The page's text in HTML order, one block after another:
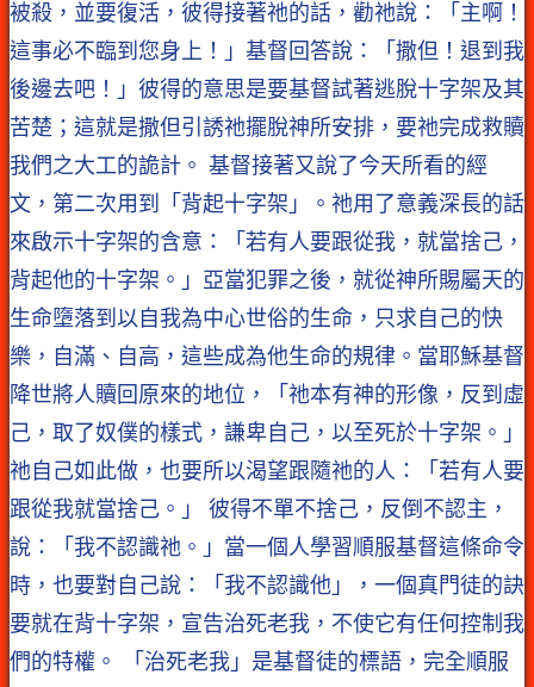
被殺，並要復活，彼得接著祂的話，勸祂說：「主啊！
這事必不臨到您身上！」基督回答說：「撒但！退到我
後邊去吧！」彼得的意思是要基督試著逃脫十字架及其
苦楚；這就是撒但引誘祂擺脫神所安排，要祂完成救贖
我們之大工的詭計。 基督接著又說了今天所看的經
文，第二次用到「背起十字架」。祂用了意義深長的話
來啟示十字架的含意：「若有人要跟從我，就當捨己，
背起他的十字架。」亞當犯罪之後，就從神所賜屬天的
生命墮落到以自我為中心世俗的生命，只求自己的快
樂，自滿、自高，這些成為他生命的規律。當耶穌基督
降世將人贖回原來的地位，「祂本有神的形像，反到虛
己，取了奴僕的樣式，謙卑自己，以至死於十字架。」
祂自己如此做，也要所以渴望跟隨祂的人：「若有人要
跟從我就當捨己。」 彼得不單不捨己，反倒不認主，
說：「我不認識祂。」當一個人學習順服基督這條命令
時，也要對自己說：「我不認識他」，一個真門徒的訣
要就在背十字架，宣告治死老我，不使它有任何控制我
們的特權。 「治死老我」是基督徒的標語，完全順服